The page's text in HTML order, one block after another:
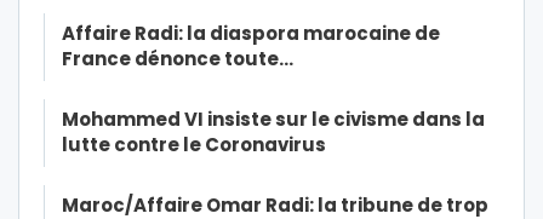
Affaire Radi: la diaspora marocaine de
France dénonce toute…
Mohammed VI insiste sur le civisme dans la
lutte contre le Coronavirus
Maroc/Affaire Omar Radi: la tribune de trop